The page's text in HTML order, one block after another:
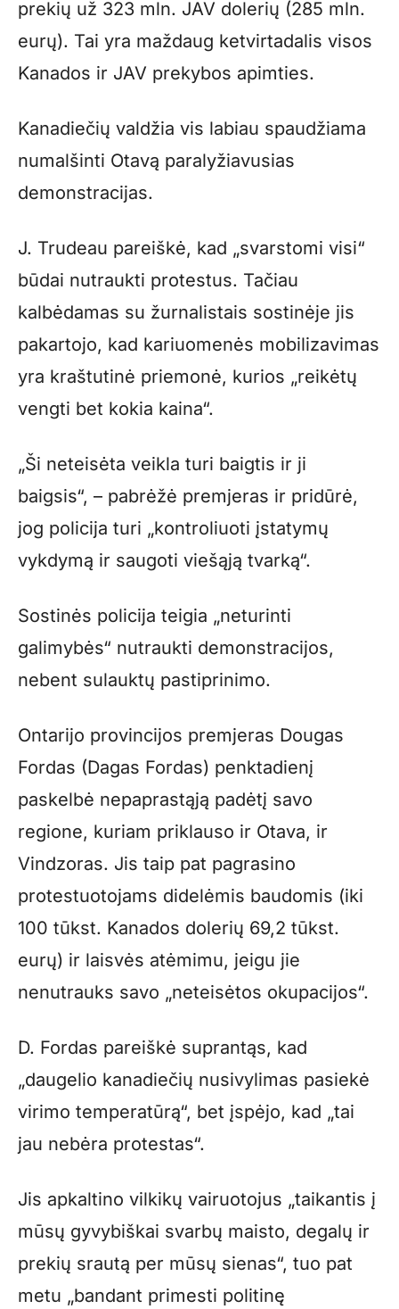
prekių už 323 mln. JAV dolerių (285 mln.
eurų). Tai yra maždaug ketvirtadalis visos
Kanados ir JAV prekybos apimties.
Kanadiečių valdžia vis labiau spaudžiama
numalšinti Otavą paralyžiavusias
demonstracijas.
J. Trudeau pareiškė, kad „svarstomi visi“
būdai nutraukti protestus. Tačiau
kalbėdamas su žurnalistais sostinėje jis
pakartojo, kad kariuomenės mobilizavimas
yra kraštutinė priemonė, kurios „reikėtų
vengti bet kokia kaina“.
„Ši neteisėta veikla turi baigtis ir ji
baigsis“, – pabrėžė premjeras ir pridūrė,
jog policija turi „kontroliuoti įstatymų
vykdymą ir saugoti viešąją tvarką“.
Sostinės policija teigia „neturinti
galimybės“ nutraukti demonstracijos,
nebent sulauktų pastiprinimo.
Ontarijo provincijos premjeras Dougas
Fordas (Dagas Fordas) penktadienį
paskelbė nepaprastąją padėtį savo
regione, kuriam priklauso ir Otava, ir
Vindzoras. Jis taip pat pagrasino
protestuotojams didelėmis baudomis (iki
100 tūkst. Kanados dolerių 69,2 tūkst.
eurų) ir laisvės atėmimu, jeigu jie
nenutrauks savo „neteisėtos okupacijos“.
D. Fordas pareiškė suprantąs, kad
„daugelio kanadiečių nusivylimas pasiekė
virimo temperatūrą“, bet įspėjo, kad „tai
jau nebėra protestas“.
Jis apkaltino vilkikų vairuotojus „taikantis į
mūsų gyvybiškai svarbų maisto, degalų ir
prekių srautą per mūsų sienas“, tuo pat
metu „bandant primesti politinę